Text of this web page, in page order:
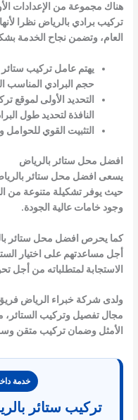
هناك مجموعة من الإعدادات
تركيب برادي بالرياض نظرا
العام، وتضمن نجاح الخدمة
يهتم عامل تركيب ستائر
حجم البرادي المناسب
التحديد الأولى لموقع
النافذة لتحديد طول
التثبيت القوي
افضل محل ستائر بالرياض
يسعى افضل محل ستائر
حيث يوفر تشكيلة متنوعة من
وجود خامات عالية الجودة.
كما يحرص افضل محل ستائر
أجل مساعدتهم على اختيار
الاستجابة لمتطلباته من أجل
ولدى شركة خبراء الرياض
مجال تفصيل وتركيب الستائر،
الأمثل وضمان تركيب متقن
خدمة
تركيب ستائر